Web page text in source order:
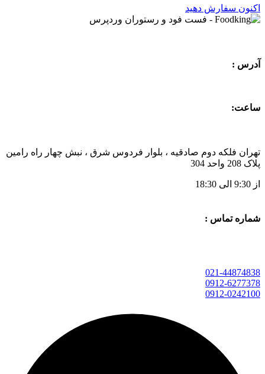
اکنون سفارش دهید
آدرس :
ساعت:
تهران فلکه دوم صادقیه ، بلوار فردوس شرق ، نبش چهار راه رامین
پلاک 208 واحد 304
از 9:30 الی 18:30
شماره تماس :
021-44874838
0912-6277378
0912-0242100